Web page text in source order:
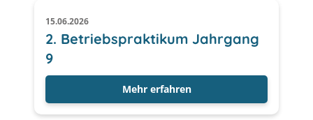
15.06.2026
2. Betriebspraktikum Jahrgang
9
Mehr erfahren